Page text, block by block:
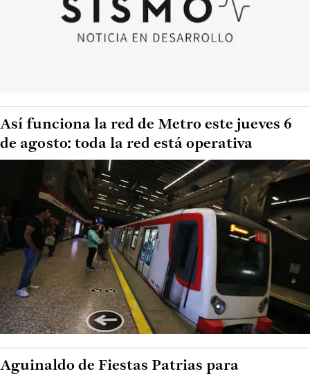
Así funciona la red de Metro este jueves 6
de agosto: toda la red está operativa
Aguinaldo de Fiestas Patrias para